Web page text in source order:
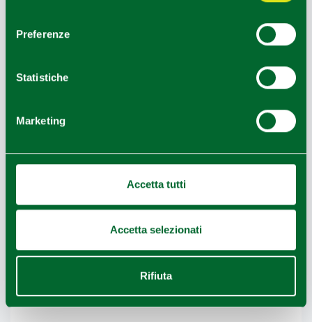
Preferenze
Statistiche
Marketing
Accetta tutti
Accetta selezionati
Rifiuta
−